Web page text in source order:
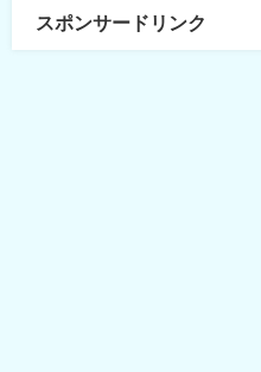
スポンサードリンク